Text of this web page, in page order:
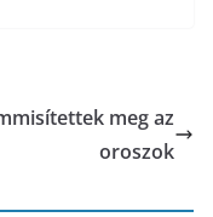
meg az
oroszok